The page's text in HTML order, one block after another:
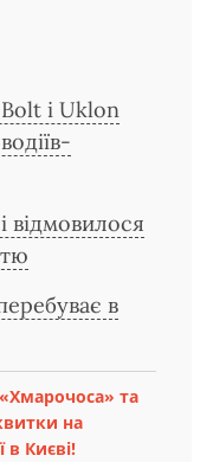
Bolt і Uklon
відмовилося
в
та
на
в Києві!